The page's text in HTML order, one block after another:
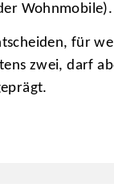
Wohnmobile).
für
zwei, darf